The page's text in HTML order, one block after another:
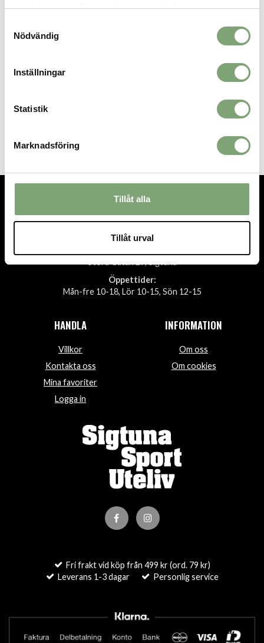
samlat in när du har använt deras tjänster.
Nödvändig
Inställningar
Statistik
Marknadsföring
Tillåt alla
Tillåt urval
TEL.08-592 512 13
INFO@SIGTUNASPORT.SE
Stora Gatan 29, Sigtuna
Öppettider:
Mån-fre 10-18, Lör 10-15, Sön 12-15
HANDLA
Villkor
Kontakta oss
Mina favoriter
Logga in
INFORMATION
Om oss
Om cookies
Fri frakt vid köp från 499 kr (ord. 79 kr)
Leverans 1-3 dagar
Personlig service